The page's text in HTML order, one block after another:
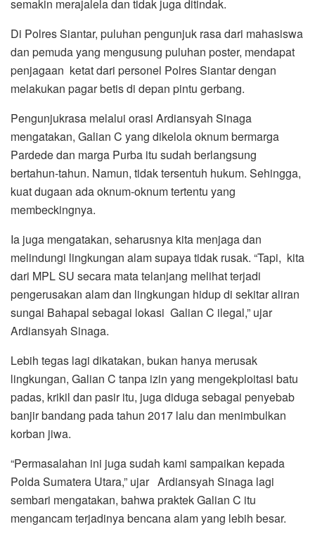
semakin merajalela dan tidak juga ditindak.
Di Polres Siantar, puluhan pengunjuk rasa dari mahasiswa
dan pemuda yang mengusung puluhan poster, mendapat
penjagaan ketat dari personel Polres Siantar dengan
melakukan pagar betis di depan pintu gerbang.
Pengunjukrasa melalui orasi Ardiansyah Sinaga
mengatakan, Galian C yang dikelola oknum bermarga
Pardede dan marga Purba itu sudah berlangsung
bertahun-tahun. Namun, tidak tersentuh hukum. Sehingga,
kuat dugaan ada oknum-oknum tertentu yang
membeckingnya.
Ia juga mengatakan, seharusnya kita menjaga dan
melindungi lingkungan alam supaya tidak rusak. “Tapi, kita
dari MPL SU secara mata telanjang melihat terjadi
pengerusakan alam dan lingkungan hidup di sekitar aliran
sungai Bahapal sebagai lokasi Galian C ilegal,” ujar
Ardiansyah Sinaga.
Lebih tegas lagi dikatakan, bukan hanya merusak
lingkungan, Galian C tanpa izin yang mengekploitasi batu
padas, krikil dan pasir itu, juga diduga sebagai penyebab
banjir bandang pada tahun 2017 lalu dan menimbulkan
korban jiwa.
“Permasalahan ini juga sudah kami sampaikan kepada
Polda Sumatera Utara,” ujar Ardiansyah Sinaga lagi
sembari mengatakan, bahwa praktek Galian C itu
mengancam terjadinya bencana alam yang lebih besar.